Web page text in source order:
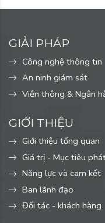
GIẢI PHÁP
Công nghệ thông tin
An ninh giám sát
Viễn thông & Ngân
GIỚI THIỆU
Giới thiệu tổng quan
Giá trị - Mục tiêu
Năng lực và cam kết
Ban lãnh đạo
Đối tác - khách hàng